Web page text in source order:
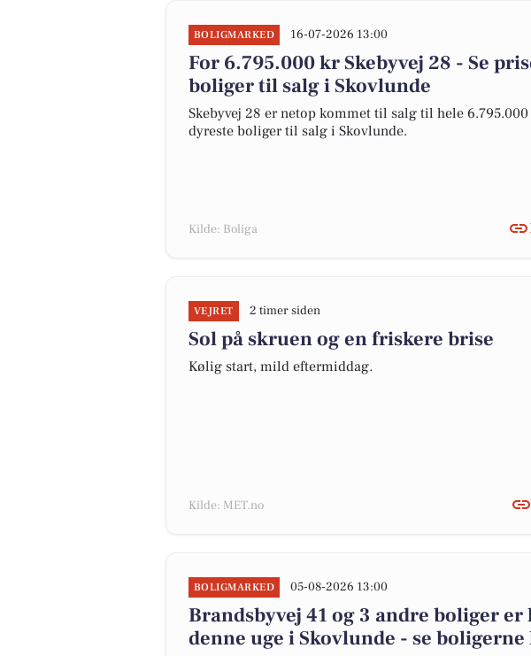
BOLIGMARKED 16-07-2026 13:00
For 6.795.000 kr Skebyvej 28 - Se
boliger til salg i Skovlunde
Skebyvej 28 er netop kommet til salg til hele
dyreste boliger til salg i Skovlunde.
Kilde: Boliga
VEJRET 2 timer siden
Sol på skruen og en friskere brise
Kølig start, mild eftermiddag.
Kilde: MET.no
BOLIGMARKED 05-08-2026 13:00
Brandsbyvej 41 og 3 andre boliger
denne uge i Skovlunde - se boligerne